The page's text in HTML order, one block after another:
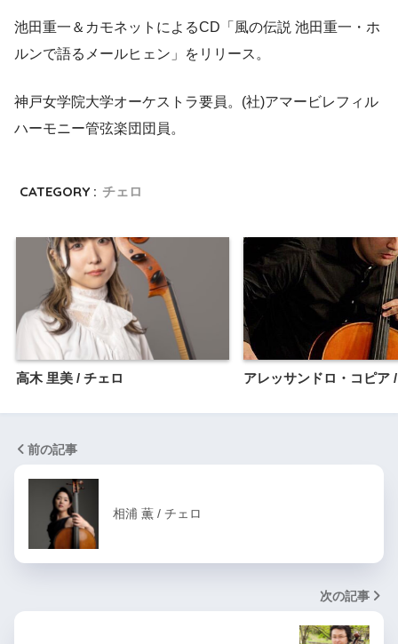
池田重一＆カモネットによるCD「風の伝説 池田重一・ホ
ルンで語るメールヒェン」をリリース。
神戸女学院大学オーケストラ要員。(社)アマービレフィル
ハーモニー管弦楽団団員。
CATEGORY : チェロ
高木 里美 / チェロ アレッサンドロ・コピア
前の記事
相浦 薫 / チェロ
次の記事